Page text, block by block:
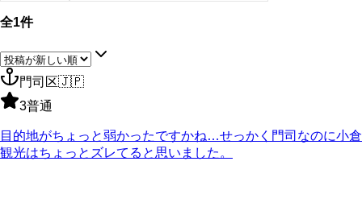
全1件
門司区🇯🇵
3普通
目的地がちょっと弱かったですかね…せっかく門司なのに小倉
観光はちょっとズレてると思いました。